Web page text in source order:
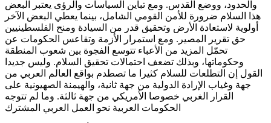
والحدود، ووضع القدس. ومع تباين السياسات والرؤى يعتبر البعض
هذا السلام ضرورة للأمن القومي الشامل، بينما يعطي البعض الآخر
أولوية لاستعادة الأرض وتحقيق قدر من السيادة ومنح الفلسطينيين
حق تقرير المصير. ومع استمرار الأزمة وتقاعس الحكومات عن
تحمّل المزيد من الأعباء تتوسع الفجوة بين شعوب المنطقة
وحكوماتها، وبذلك تضعف احتمالات تحقيق السلام. وليس جديدا
القول إن التطلعات للسلام كثيرا ما تصطدم بواقع العالم العربي من
جهة وغياب الإرادة الدولية من جهة ثانية، والهيمنة الصهيونية على
القرار الغربي خصوصا الأمريكي من جهة ثالثة. وما لم تتوجه
الحكومات العربية نحو العمل العربي المشترك